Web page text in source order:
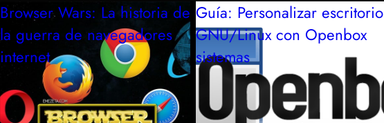
Browser Wars: La historia de
la guerra de navegadores
internet
Guía: Personalizar escritorio
GNU/Linux con Openbox
sistemas